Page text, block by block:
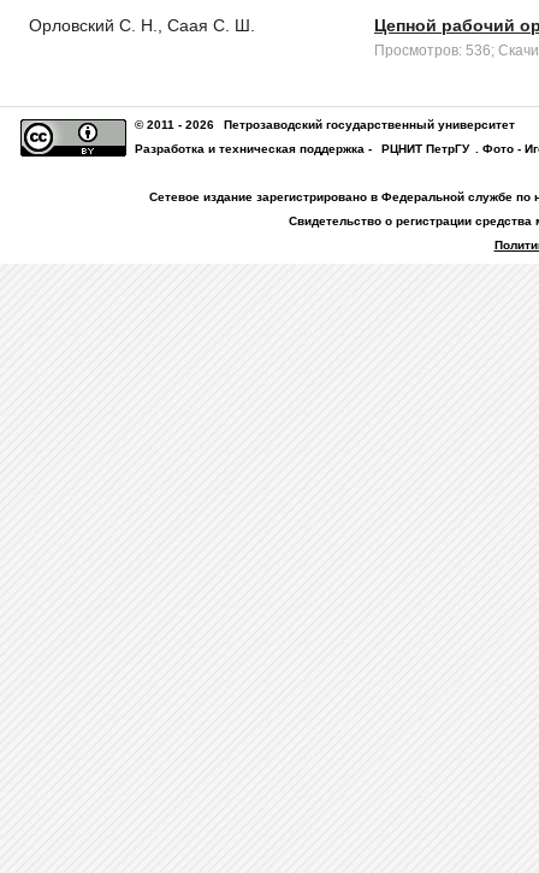
Орловский С. Н., Саая С. Ш. Цепной рабочий
Просмотров: 536;
© 2011 - 2026
Петрозаводский государственный университет
Разработка и техническая поддержка -
РЦНИТ ПетрГУ . Фото -
Сетевое издание зарегистрировано в Федеральной службе
Свидетельство о регистрации